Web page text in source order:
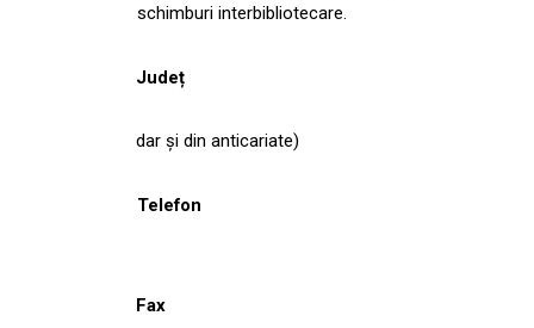
schimburi interbibliotecare.
Județ
dar şi din anticariate)
Telefon
Fax